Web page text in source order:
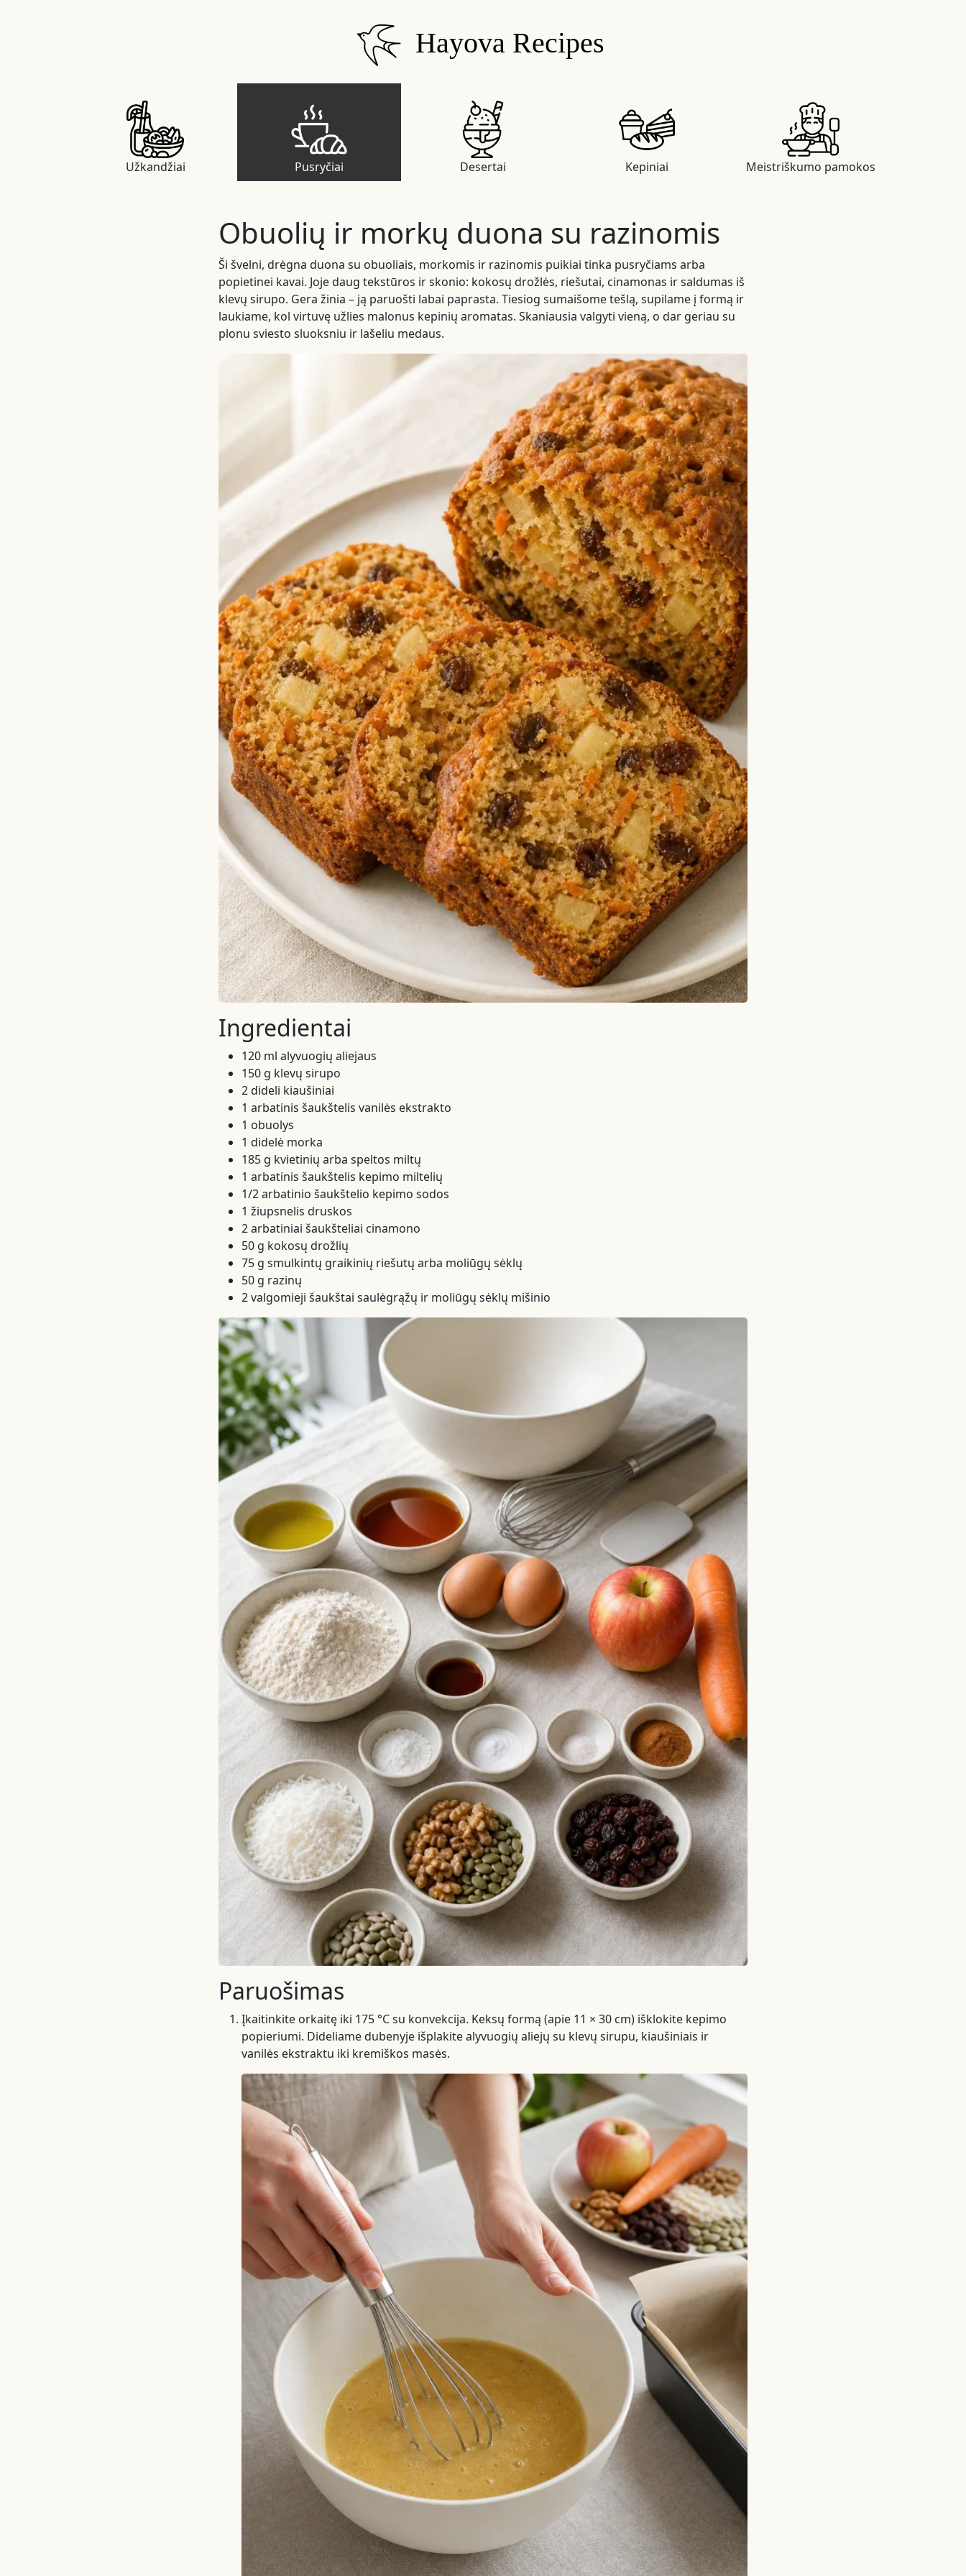
Hayova Recipes
Užkandžiai Pusryčiai Desertai Kepiniai Meistriškumo pamokos
Obuolių ir morkų duona su razinomis
Ši švelni, drėgna duona su obuoliais, morkomis ir razinomis puikiai tinka pusryčiams arba
popietinei kavai. Joje daug tekstūros ir skonio: kokosų drožlės, riešutai, cinamonas ir saldumas iš
klevų sirupo. Gera žinia – ją paruošti labai paprasta. Tiesiog sumaišome tešlą, supilame į formą ir
laukiame, kol virtuvę užlies malonus kepinių aromatas. Skaniausia valgyti vieną, o dar geriau su
plonu sviesto sluoksniu ir lašeliu medaus.
Ingredientai
120 ml alyvuogių aliejaus
150 g klevų sirupo
2 dideli kiaušiniai
1 arbatinis šaukštelis vanilės ekstrakto
1 obuolys
1 didelė morka
185 g kvietinių arba speltos miltų
1 arbatinis šaukštelis kepimo miltelių
1/2 arbatinio šaukštelio kepimo sodos
1 žiupsnelis druskos
2 arbatiniai šaukšteliai cinamono
50 g kokosų drožlių
75 g smulkintų graikinių riešutų arba moliūgų sėklų
50 g razinų
2 valgomieji šaukštai saulėgrąžų ir moliūgų sėklų mišinio
Paruošimas
Įkaitinkite orkaitę iki 175 °C su konvekcija. Keksų formą (apie 11 × 30 cm) išklokite kepimo
popieriumi. Dideliame dubenyje išplakite alyvuogių aliejų su klevų sirupu, kiaušiniais ir
vanilės ekstraktu iki kremiškos masės.